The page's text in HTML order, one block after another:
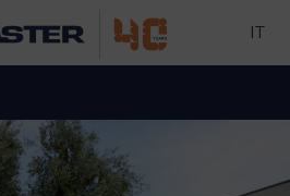
IT